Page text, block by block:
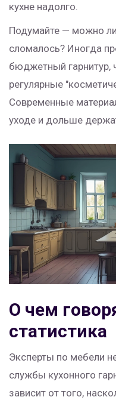
кухне надолго.
Подумайте — можно
сломалось? Иногда
бюджетный гарнитур,
регулярные
Современные
уходе и дольше
О чем
статистика
Эксперты по мебели
службы кухонного
зависит от того,